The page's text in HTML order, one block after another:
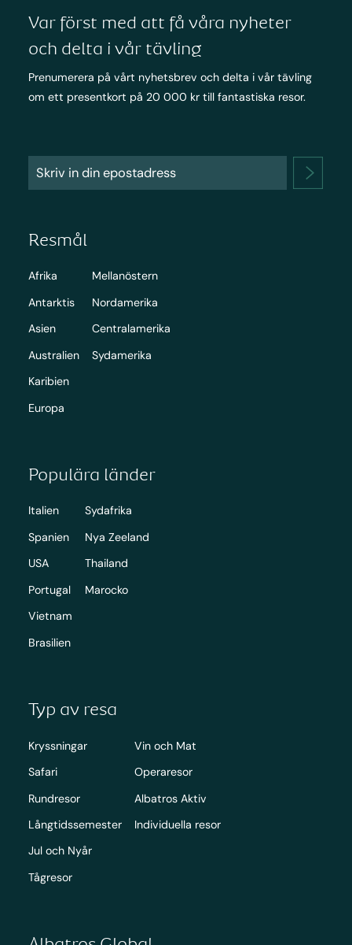
Var först med att få våra nyheter
och delta i vår tävling
Prenumerera på vårt nyhetsbrev och delta i vår tävling
om ett presentkort på 20 000 kr till fantastiska resor.
Resmål
Afrika
Antarktis
Asien
Australien
Karibien
Europa
Mellanöstern
Nordamerika
Centralamerika
Sydamerika
Populära länder
Italien
Spanien
USA
Portugal
Vietnam
Brasilien
Sydafrika
Nya Zeeland
Thailand
Marocko
Typ av resa
Kryssningar
Safari
Rundresor
Långtidssemester
Jul och Nyår
Tågresor
Vin och Mat
Operaresor
Albatros Aktiv
Individuella resor